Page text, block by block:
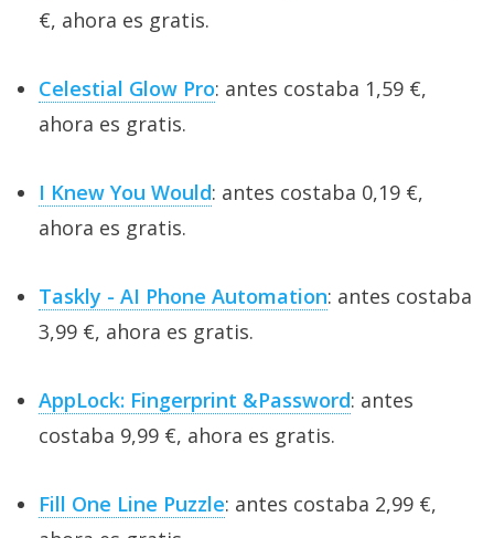
€, ahora es gratis.
Celestial Glow Pro: antes costaba 1,59 €,
ahora es gratis.
I Knew You Would: antes costaba 0,19 €,
ahora es gratis.
Taskly - AI Phone Automation: antes costaba
3,99 €, ahora es gratis.
AppLock: Fingerprint &Password: antes
costaba 9,99 €, ahora es gratis.
Fill One Line Puzzle: antes costaba 2,99 €,